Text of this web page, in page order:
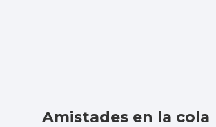
Amistades en la cola